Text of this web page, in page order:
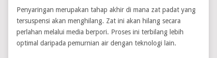
Penyaringan merupakan tahap akhir di mana zat padat yang
tersuspensi akan menghilang. Zat ini akan hilang secara
perlahan melalui media berpori. Proses ini terbilang lebih
optimal daripada pemurnian air dengan teknologi lain.